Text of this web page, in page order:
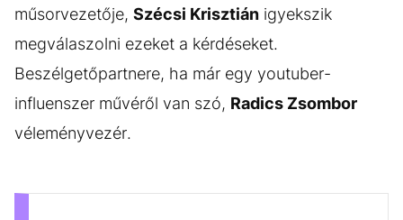
műsorvezetője, Szécsi Krisztián igyekszik
megválaszolni ezeket a kérdéseket.
Beszélgetőpartnere, ha már egy youtuber-
influenszer művéről van szó, Radics Zsombor
véleményvezér.